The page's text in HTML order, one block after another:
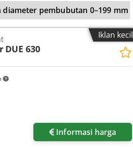
mm) Imperial threads: 25 (28–2 TPI)
feed: 4.5 m/min Cjdpfxsvw
axis distance to tool surface: 28
Maximum cross slide travel: 380 mm
travel: 150 mm Tailstock offset: ±15
pump: 60 W, 25 L/min
diameter pembubutan 0–199 mm
Iklan kecil
DUE 630
Informasi harga